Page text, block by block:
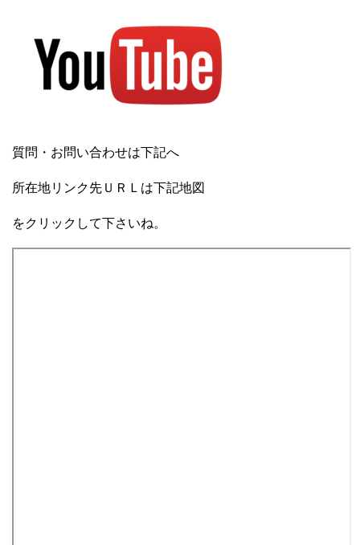
質問・お問い合わせは下記へ
所在地リンク先ＵＲＬは下記地図
をクリックして下さいね。